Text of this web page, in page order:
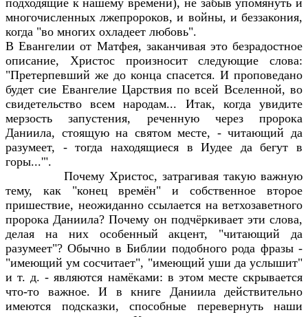
многочисленных лжепророков, и войны, и беззакония,
когда "во многих охладеет любовь".
В Евангелии от Матфея, заканчивая это безрадостное
описание, Христос произносит следующие слова:
"Претерпевший же до конца спасется. И проповедано
будет сие Евангелие Царствия по всей Вселенной, во
свидетельство всем народам... Итак, когда увидите
мерзость запустения, реченную через пророка
Даниила, стоящую на святом месте, - читающий да
разумеет, - тогда находящиеся в Иудее да бегут в
горы...'".
Почему Христос, затрагивая такую важную
тему, как "конец времён" и собственное второе
пришествие, неожиданно ссылается на ветхозаветного
пророка Даниила? Почему он подчёркивает эти слова,
делая на них особенный акцент, "читающий да
разумеет"? Обычно в Библии подобного рода фразы -
"имеющий ум сосчитает", "имеющий уши да услышит"
и т. д. - являются намёками: в этом месте скрывается
что-то важное. И в книге Даниила действительно
имеются подсказки, способные перевернуть наши